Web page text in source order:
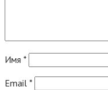
Имя *
Email *